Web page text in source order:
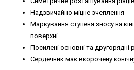
Надзвичайно міцне зчеплення
Маркування ступеня зносу на
поверхні.
Посилені основні та другорядні
Сердечник має вкорочену